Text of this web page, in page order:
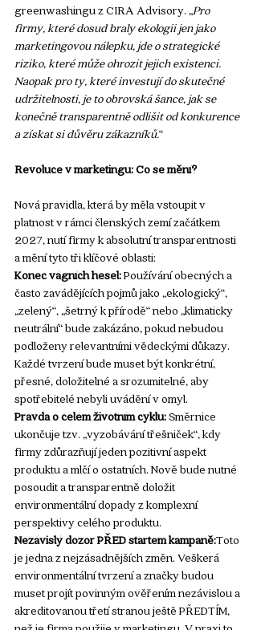
greenwashingu z CIRA Advisory. „Pro
firmy, které dosud braly ekologii jen jako
marketingovou nálepku, jde o strategické
riziko, které může ohrozit jejich existenci.
Naopak pro ty, které investují do skutečné
udržitelnosti, je to obrovská šance, jak se
konečně transparentně odlišit od konkurence
a získat si důvěru zákazníků.“
Revoluce v marketingu: Co se mění?
Nová pravidla, která by měla vstoupit v
platnost v rámci členských zemí začátkem
2027, nutí firmy k absolutní transparentnosti
a mění tyto tři klíčové oblasti:
Konec vágních hesel: Používání obecných a
často zavádějících pojmů jako „ekologický“,
„zelený“, „šetrný k přírodě“ nebo „klimaticky
neutrální“ bude zakázáno, pokud nebudou
podloženy relevantními vědeckými důkazy.
Každé tvrzení bude muset být konkrétní,
přesné, doložitelné a srozumitelné, aby
spotřebitelé nebyli uvádění v omyl.
Pravda o celém životním cyklu: Směrnice
ukončuje tzv. „vyzobávání třešniček“, kdy
firmy zdůrazňují jeden pozitivní aspekt
produktu a mlčí o ostatních. Nově bude nutné
posoudit a transparentně doložit
environmentální dopady z komplexní
perspektivy celého produktu.
Nezávislý dozor PŘED startem kampaně:Toto
je jedna z nejzásadnějších změn. Veškerá
environmentální tvrzení a značky budou
muset projít povinným ověřením nezávislou a
akreditovanou třetí stranou ještě PŘEDTÍM,